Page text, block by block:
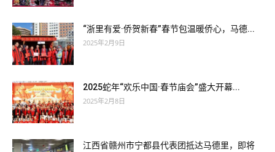
“浙里有爱·侨贺新春”春节包温暖侨心，马德...
2025年2月9日
2025蛇年“欢乐中国·春节庙会”盛大开幕...
2025年2月8日
江西省赣州市宁都县代表团抵达马德里，即将